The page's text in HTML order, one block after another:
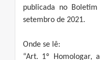
publicada no
setembro de 2021.
Onde se lê:
“Art. 1º Homologar,